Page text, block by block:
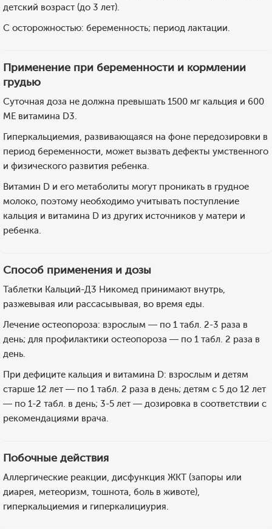
детский возраст (до 3 лет).
С осторожностью: беременность; период лактации.
Применение при беременности и кормлении
грудью
Суточная доза не должна превышать 1500 мг кальция и 600
МЕ витамина D3.
Гиперкальциемия, развивающаяся на фоне передозировки в
период беременности, может вызвать дефекты умственного
и физического развития ребенка.
Витамин D и его метаболиты могут проникать в грудное
молоко, поэтому необходимо учитывать поступление
кальция и витамина D из других источников у матери и
ребенка.
Способ применения и дозы
Таблетки Кальций-Д3 Никомед принимают внутрь,
разжевывая или рассасывывая, во время еды.
Лечение остеопороза: взрослым — по 1 табл. 2-3 раза в
день; для профилактики остеопороза — по 1 табл. 2 раза в
день.
При дефиците кальция и витамина D: взрослым и детям
старше 12 лет — по 1 табл. 2 раза в день; детям с 5 до 12 лет
— по 1-2 табл. в день; 3-5 лет — дозировка в соответствии с
рекомендациями врача.
Побочные действия
Аллергические реакции, дисфункция ЖКТ (запоры или
диарея, метеоризм, тошнота, боль в животе),
гиперкальциемия и гиперкалициурия.